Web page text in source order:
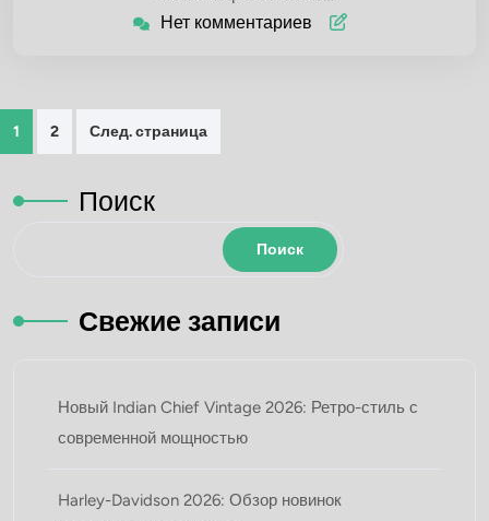
Нет комментариев
Пагинация
записей
1 2 След. страница
Поиск
Поиск
Свежие записи
Новый Indian Chief Vintage 2026: Ретро-стиль с
современной мощностью
Harley-Davidson 2026: Обзор новинок